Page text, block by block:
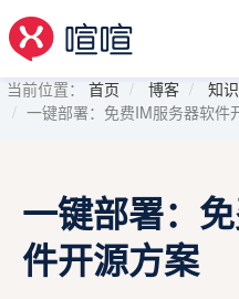
当前位置： 首页 博客
知
一键部署：免费IM服务器软件
一键部署：
件开源方案